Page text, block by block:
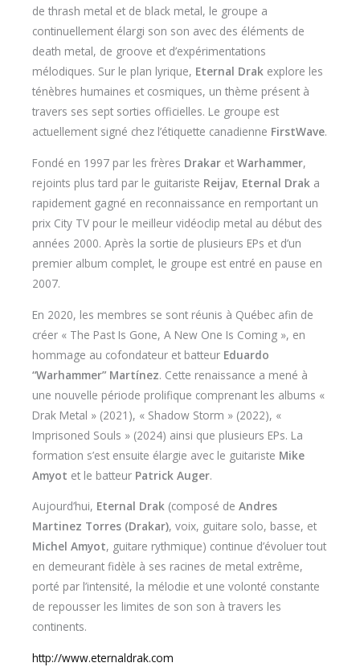
de thrash metal et de black metal, le groupe a
continuellement élargi son son avec des éléments de
death metal, de groove et d’expérimentations
mélodiques. Sur le plan lyrique, Eternal Drak explore les
ténèbres humaines et cosmiques, un thème présent à
travers ses sept sorties officielles. Le groupe est
actuellement signé chez l’étiquette canadienne FirstWave.
Fondé en 1997 par les frères Drakar et Warhammer,
rejoints plus tard par le guitariste Reijav, Eternal Drak a
rapidement gagné en reconnaissance en remportant un
prix City TV pour le meilleur vidéoclip metal au début des
années 2000. Après la sortie de plusieurs EPs et d’un
premier album complet, le groupe est entré en pause en
2007.
En 2020, les membres se sont réunis à Québec afin de
créer « The Past Is Gone, A New One Is Coming », en
hommage au cofondateur et batteur Eduardo
“Warhammer” Martínez. Cette renaissance a mené à
une nouvelle période prolifique comprenant les albums «
Drak Metal » (2021), « Shadow Storm » (2022), «
Imprisoned Souls » (2024) ainsi que plusieurs EPs. La
formation s’est ensuite élargie avec le guitariste Mike
Amyot et le batteur Patrick Auger.
Aujourd’hui, Eternal Drak (composé de Andres
Martinez Torres (Drakar), voix, guitare solo, basse, et
Michel Amyot, guitare rythmique) continue d’évoluer tout
en demeurant fidèle à ses racines de metal extrême,
porté par l’intensité, la mélodie et une volonté constante
de repousser les limites de son son à travers les
continents.
http://www.eternaldrak.com